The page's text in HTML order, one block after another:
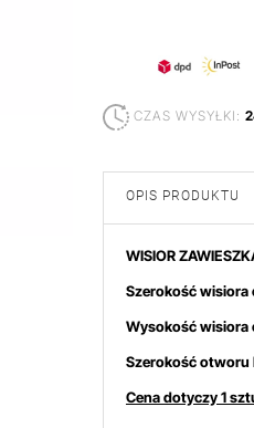
CZAS WYSYŁKI:
OPIS PRODUKTU
WISIOR
Szerokość wisiora
Wysokość wisiora
Szerokość otworu
Cena dotyczy 1